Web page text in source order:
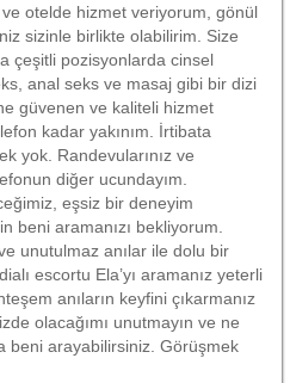
otelde hizmet veriyorum, gönül
sizinle birlikte olabilirim. Size
çeşitli pozisyonlarda cinsel
anal seks ve masaj gibi bir dizi
güvenen ve kaliteli hizmet
kadar yakınım. İrtibata
yok. Randevularınız ve
diğer ucundayım.
eşsiz bir deneyim
beni aramanızı bekliyorum.
unutulmaz anılar ile dolu bir
escortu Ela’yı aramanız yeterli
anıların keyfini çıkarmanız
olacağımı unutmayın ve ne
beni arayabilirsiniz. Görüşmek